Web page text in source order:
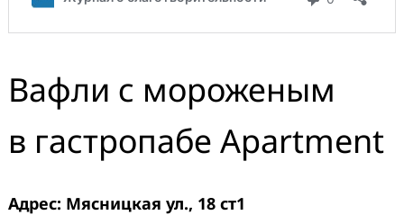
Вафли с мороженым
в гастропабе Apartment
Адрес: Мясницкая ул., 18 ст1